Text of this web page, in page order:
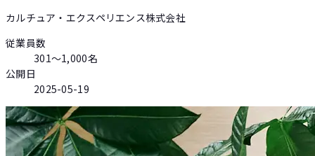
カルチュア・エクスペリエンス株式会社
従業員数
301〜1,000名
公開日
2025-05-19